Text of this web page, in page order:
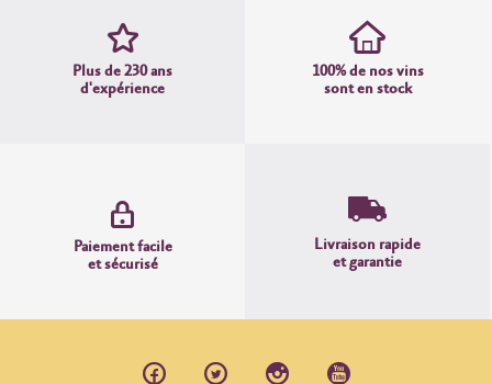
Plus de 230 ans
d'expérience
100% de nos vins
sont en stock
Paiement facile
et sécurisé
Livraison rapide
et garantie